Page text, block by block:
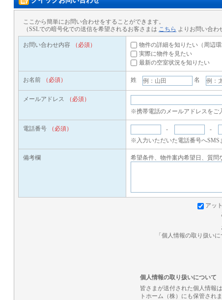
ここから簡単にお問い合わせをすることができます。
（SSLでの暗号化での送信を希望されるお客さまは こちら よりお問い合わ
お問い合わせ内容 （必須）
物件の詳細を知りたい（周辺環
実際に物件を見たい
最新の空室状況を知りたい
お名前 （必須） 姓 名
メールアドレス
（必須）
※携帯電話のメールアドレスをご
電話番号 （必須） -
-
※入力いただいた電話番号へSMS
備考欄 希望条件、物件案内希望日、質問
アッ
「個人情報の取り扱い
個人情報の取り扱いについて
皆さまが送付された個人情報
トホーム（株）にも保管され